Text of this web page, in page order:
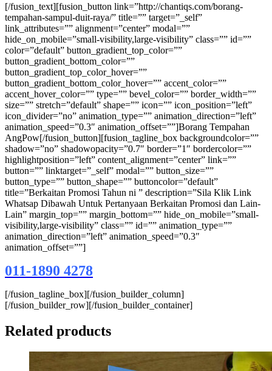
[/fusion_text][fusion_button link=”http://chantiqs.com/borang-
tempahan-sampul-duit-raya/” title=”” target=”_self”
link_attributes=”” alignment=”center” modal=””
hide_on_mobile=”small-visibility,large-visibility” class=”” id=””
color=”default” button_gradient_top_color=””
button_gradient_bottom_color=””
button_gradient_top_color_hover=””
button_gradient_bottom_color_hover=”” accent_color=””
accent_hover_color=”” type=”” bevel_color=”” border_width=””
size=”” stretch=”default” shape=”” icon=”” icon_position=”left”
icon_divider=”no” animation_type=”” animation_direction=”left”
animation_speed=”0.3″ animation_offset=””]Borang Tempahan
AngPow[/fusion_button][fusion_tagline_box backgroundcolor=””
shadow=”no” shadowopacity=”0.7″ border=”1″ bordercolor=””
highlightposition=”left” content_alignment=”center” link=””
button=”” linktarget=”_self” modal=”” button_size=””
button_type=”” button_shape=”” buttoncolor=”default”
title=”Berkaitan Promosi Tahun ni ” description=”Sila Klik Link
Whatsap Dibawah Untuk Pertanyaan Berkaitan Promosi dan Lain-
Lain” margin_top=”” margin_bottom=”” hide_on_mobile=”small-
visibility,large-visibility” class=”” id=”” animation_type=””
animation_direction=”left” animation_speed=”0.3″
animation_offset=””]
011-1890 4278
[/fusion_tagline_box][/fusion_builder_column]
[/fusion_builder_row][/fusion_builder_container]
Related products